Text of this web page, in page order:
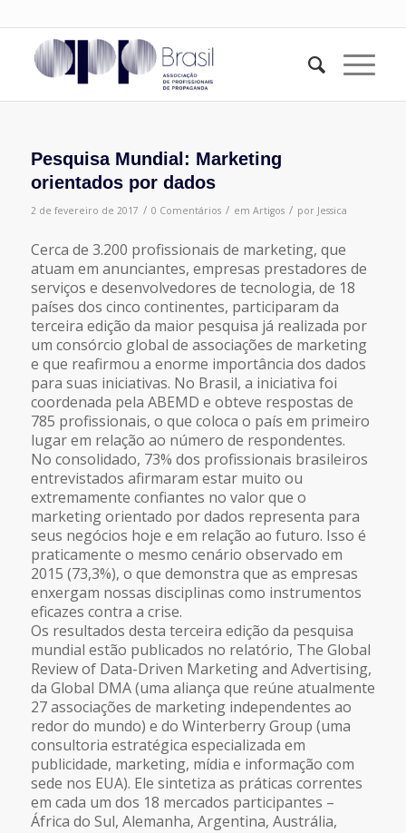
Pesquisa Mundial: Marketing
orientados por dados
2 de fevereiro de 2017 / 0 Comentários / em Artigos / por Jessica
Cerca de 3.200 profissionais de marketing, que
atuam em anunciantes, empresas prestadores de
serviços e desenvolvedores de tecnologia, de 18
países dos cinco continentes, participaram da
terceira edição da maior pesquisa já realizada por
um consórcio global de associações de marketing
e que reafirmou a enorme importância dos dados
para suas iniciativas. No Brasil, a iniciativa foi
coordenada pela ABEMD e obteve respostas de
785 profissionais, o que coloca o país em primeiro
lugar em relação ao número de respondentes.
No consolidado, 73% dos profissionais brasileiros
entrevistados afirmaram estar muito ou
extremamente confiantes no valor que o
marketing orientado por dados representa para
seus negócios hoje e em relação ao futuro. Isso é
praticamente o mesmo cenário observado em
2015 (73,3%), o que demonstra que as empresas
enxergam nossas disciplinas como instrumentos
eficazes contra a crise.
Os resultados desta terceira edição da pesquisa
mundial estão publicados no relatório, The Global
Review of Data-Driven Marketing and Advertising,
da Global DMA (uma aliança que reúne atualmente
27 associações de marketing independentes ao
redor do mundo) e do Winterberry Group (uma
consultoria estratégica especializada em
publicidade, marketing, mídia e informação com
sede nos EUA). Ele sintetiza as práticas correntes
em cada um dos 18 mercados participantes –
África do Sul, Alemanha, Argentina, Austrália,